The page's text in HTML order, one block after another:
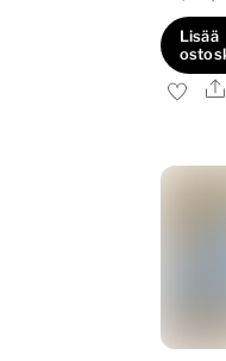
Lisää